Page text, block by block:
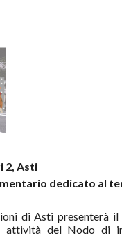
2, Asti
dedicato al
di Asti presenterà
attività del Nodo di